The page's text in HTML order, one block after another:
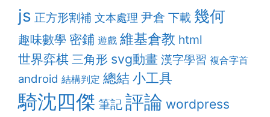
js 正方形割補 文本處理 尹倉 下載 幾何
趣味數學 密鋪 遊戲 維基倉教 html
世界弈棋 三角形 svg動畫 漢字學習 複合字首
android 結構判定 總結 小工具
騎沈四傑 筆記 評論 wordpress